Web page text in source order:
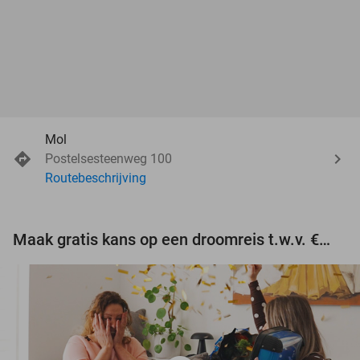
Mol
Postelsesteenweg 100
Routebeschrijving
Maak gratis kans op een droomreis t.w.v. €3.000!